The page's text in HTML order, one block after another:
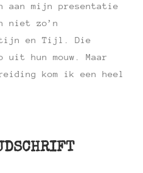
aan mijn presentatie
niet zo’n
en Tijl. Die
uit hun mouw. Maar
kom ik een heel